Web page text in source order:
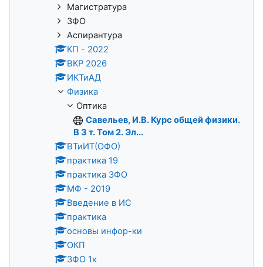
Магистратура
ЗФО
Аспирантура
КП - 2022
ВКР 2026
ИКТиАД
Физика
Оптика
Савельев, И.В. Курс общей физики.
В 3 т. Том 2. Эл...
ВТиИТ(ОФО)
практика 19
практика ЗФО
МФ - 2019
Введение в ИС
практика
основы инфор-ки
ОКП
ЗФО 1к